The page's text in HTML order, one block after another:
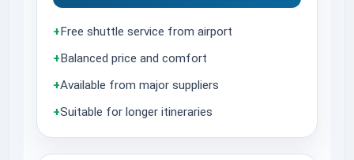
+Free shuttle service from airport
+Balanced price and comfort
+Available from major suppliers
+Suitable for longer itineraries